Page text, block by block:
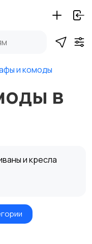
и комоды
в
и кресла
гарнитуры